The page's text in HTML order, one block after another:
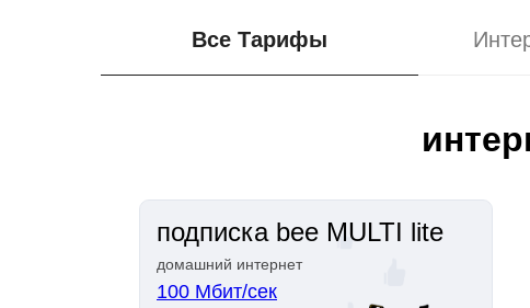
Все Тарифы
подписка bee MULTI lite
домашний интернет
100 Мбит/сек